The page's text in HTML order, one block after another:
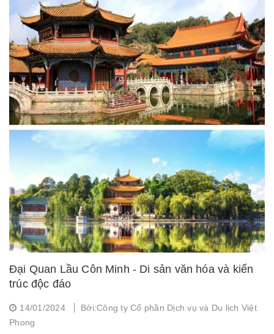
Đại Quan Lầu Côn Minh - Di sản văn hóa và kiến
trúc độc đáo
14/01/2024
Bởi:Công ty Cổ phần Dịch vụ và Du lịch Việt
Phong